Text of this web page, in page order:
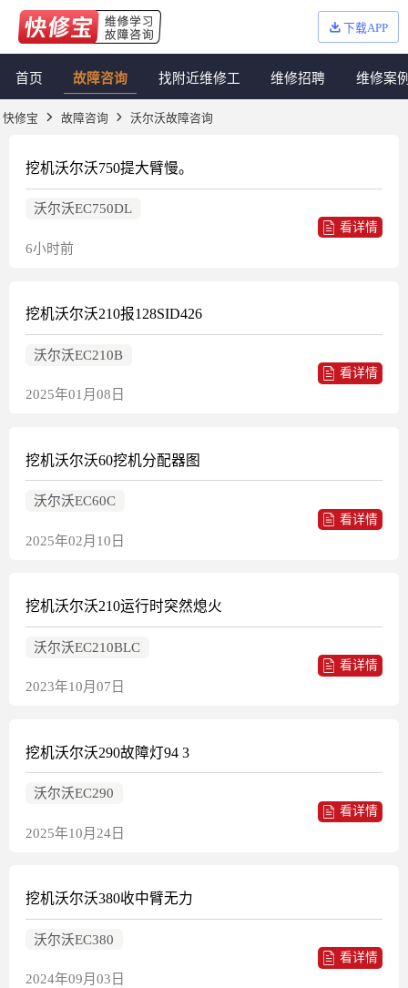
下载APP
首页 故障咨询 找附近维修工 维修招聘 维修案
快修宝 故障咨询 沃尔沃故障咨询
挖机沃尔沃750提大臂慢。
沃尔沃EC750DL
6小时前
看详情
挖机沃尔沃210报128SID426
沃尔沃EC210B
2025年01月08日
看详情
挖机沃尔沃60挖机分配器图
沃尔沃EC60C
2025年02月10日
看详情
挖机沃尔沃210运行时突然熄火
沃尔沃EC210BLC
2023年10月07日
看详情
挖机沃尔沃290故障灯94 3
沃尔沃EC290
2025年10月24日
看详情
挖机沃尔沃380收中臂无力
沃尔沃EC380
2024年09月03日
看详情